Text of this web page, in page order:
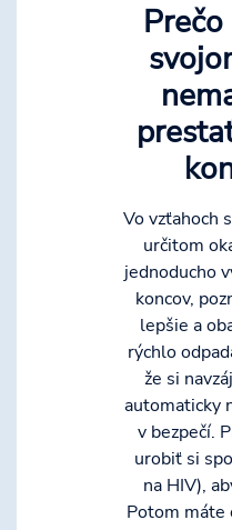
Vo vzťahoch
určitom
jednoducho
koncov,
lepšie a
rýchlo
že si
automaticky
v bezpečí.
urobiť si
na HIV),
Potom máte